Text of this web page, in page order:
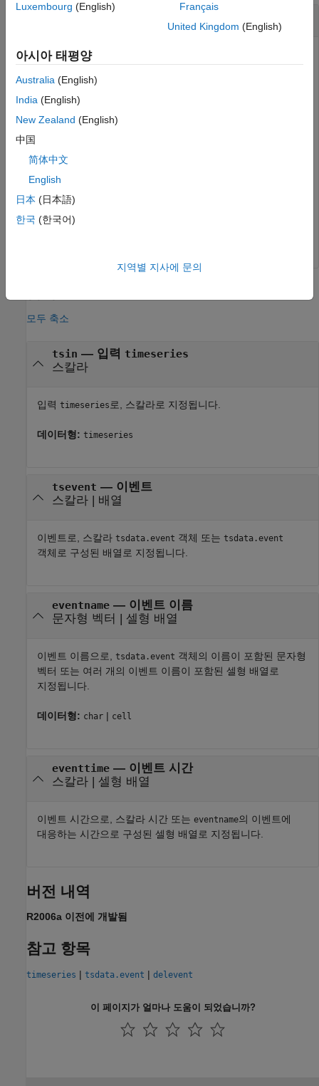
이벤트 추가하기
timeseries객체를 만들어 이 객체에 이벤트를 추가합니다.
tsout = addevent(tsin,
    EventData: []
         Name: 'Event1'
         Time: 0
        Units: 'seconds'
모두 축소
tsin — 입력 timeseries
스칼라
입력 timeseries 로, 스칼라로 지정됩니다.
데이터형: timeseries
tsevent — 이벤트
스칼라| 배열
이벤트로, 스칼라 tsdata.event 객체 또는 tsdata.event
객체로 구성된 배열로 지정됩니다.
eventname— 이벤트 이름
문자형 벡터 | 셀형 배열
이벤트 이름으로, tsdata.event 객체의 이름이 포함된 문자형
벡터 또는 여러 개의 이벤트 이름이 포함된 셀형 배열로
지정됩니다.
데이터형: char | cell
eventtime— 이벤트 시간
스칼라| 셀형 배열
이벤트 시간으로, 스칼라 시간 또는 eventname의 이벤트에
대응하는 시간으로 구성된 셀형 배열로 지정됩니다.
버전 내역
R2006a 이전에 개발됨
참고 항목
timeseries | tsdata.event | delevent
이 페이지가 얼마나 도움이 되었습니까?
Luxembourg (English)
Français
United Kingdom (English)
아시아 태평양
Australia (English)
India (English)
New Zealand (English)
中国
简体中文
English
日本 (日本語)
한국 (한국어)
지역별 지사에 문의